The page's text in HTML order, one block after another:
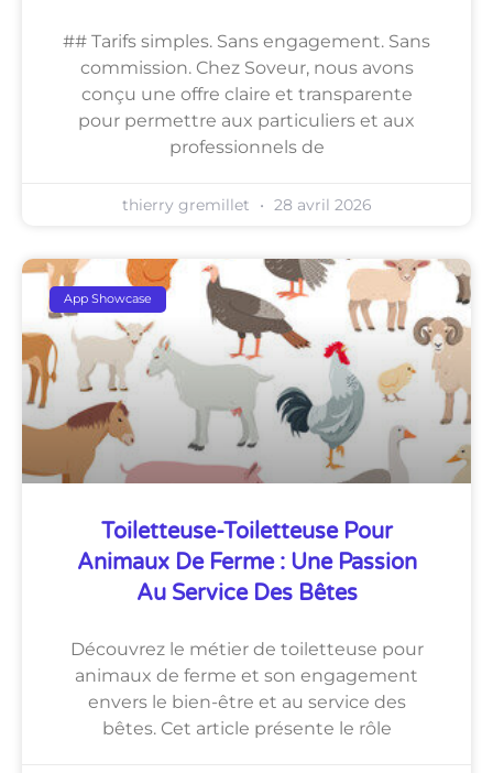
## Tarifs simples. Sans engagement. Sans
commission. Chez Soveur, nous avons
conçu une offre claire et transparente
pour permettre aux particuliers et aux
professionnels de
thierry gremillet 28 avril 2026
App Showcase
Toiletteuse-Toiletteuse Pour
Animaux De Ferme : Une Passion
Au Service Des Bêtes
Découvrez le métier de toiletteuse pour
animaux de ferme et son engagement
envers le bien-être et au service des
bêtes. Cet article présente le rôle